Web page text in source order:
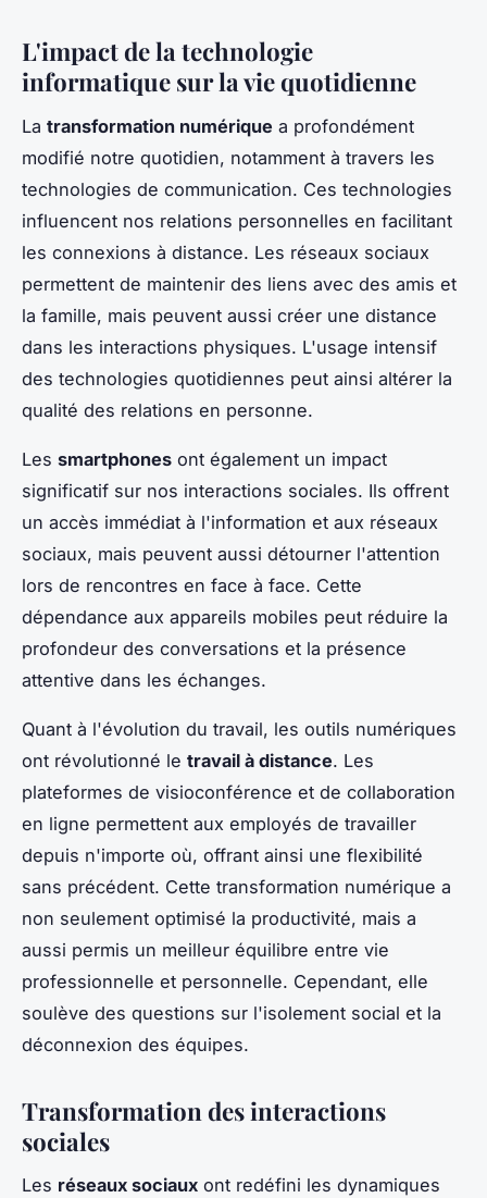
L'impact de la technologie
informatique sur la vie quotidienne
La transformation numérique a profondément
modifié notre quotidien, notamment à travers les
technologies de communication. Ces technologies
influencent nos relations personnelles en facilitant
les connexions à distance. Les réseaux sociaux
permettent de maintenir des liens avec des amis et
la famille, mais peuvent aussi créer une distance
dans les interactions physiques. L'usage intensif
des technologies quotidiennes peut ainsi altérer la
qualité des relations en personne.
Les smartphones ont également un impact
significatif sur nos interactions sociales. Ils offrent
un accès immédiat à l'information et aux réseaux
sociaux, mais peuvent aussi détourner l'attention
lors de rencontres en face à face. Cette
dépendance aux appareils mobiles peut réduire la
profondeur des conversations et la présence
attentive dans les échanges.
Quant à l'évolution du travail, les outils numériques
ont révolutionné le travail à distance. Les
plateformes de visioconférence et de collaboration
en ligne permettent aux employés de travailler
depuis n'importe où, offrant ainsi une flexibilité
sans précédent. Cette transformation numérique a
non seulement optimisé la productivité, mais a
aussi permis un meilleur équilibre entre vie
professionnelle et personnelle. Cependant, elle
soulève des questions sur l'isolement social et la
déconnexion des équipes.
Transformation des interactions
sociales
Les réseaux sociaux ont redéfini les dynamiques